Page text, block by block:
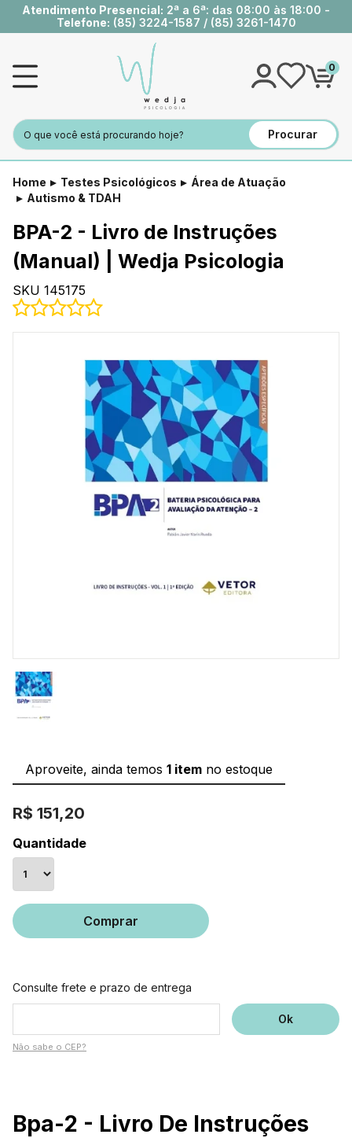
Atendimento Presencial: 2ª a 6ª: das 08:00 às 18:00 -
Telefone: (85) 3224-1587 / (85) 3261-1470
Procurar
0
Home Testes Psicológicos
Área de Atuação
Autismo & TDAH
BPA-2 - Livro de Instruções
(Manual) | Wedja Psicologia
SKU 145175
Aproveite, ainda temos 1 item no estoque
R$ 151,20
Quantidade
Comprar
Consulte frete e prazo de entrega
Não sabe o CEP?
Bpa-2 - Livro De Instruções